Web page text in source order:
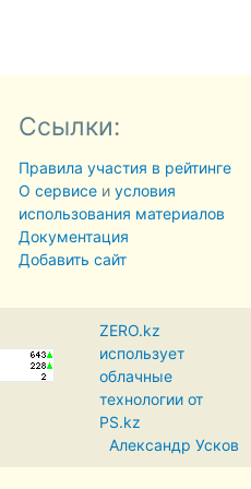
Ссылки:
Правила участия в рейтинге
О сервисеи условия
использования материалов
Документация
Добавить сайт
ZERO.kz
использует
облачные
технологии от
PS.kz
Александр Усков